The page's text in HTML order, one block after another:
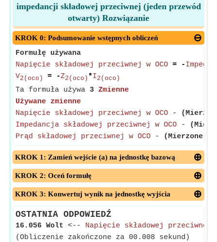
impedancji składowej przeciwnej (jeden przewód
otwarty) Rozwiązanie
KROK 0: Podsumowanie wstępnych obliczeń
Formułę używana
Napięcie składowej przeciwnej w OCO = -
V2(oco) = -Z2(oco) *I2(oco)
Ta formuła używa 3 Zmienne
Używane zmienne
Napięcie składowej przeciwnej w OCO -
Impedancja składowej przeciwnej w OCO -
Prąd składowej przeciwnej w OCO - (Mierzone w
KROK 1: Zamień wejście (a) na jednostkę bazową
KROK 2: Oceń formułę
KROK 3: Konwertuj wynik na jednostkę wyjścia
OSTATNIA ODPOWIEDŹ
16.056 Wolt <-- Napięcie składowej przeciwnej
(Obliczenie zakończone za 00.008 sekund)